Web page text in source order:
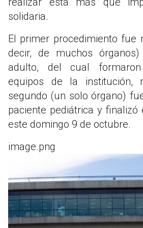
solidaria.
El primer procedimiento fue
decir, de muchos
adulto, del cual
equipos de la institución,
segundo (un solo órgano)
paciente pediátrica y
este domingo 9 de octubre.
image.png